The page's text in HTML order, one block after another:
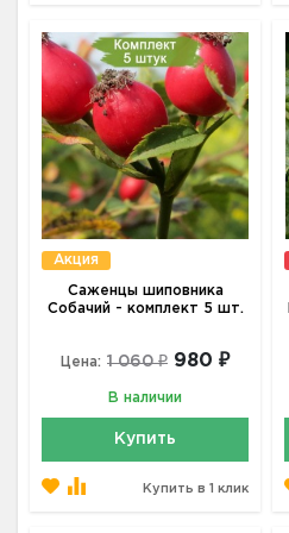
Акция
Саженцы шиповника
Собачий - комплект 5 шт.
Цена: 1 060 ₽ 980 ₽
В наличии
Купить
Купить в 1 клик